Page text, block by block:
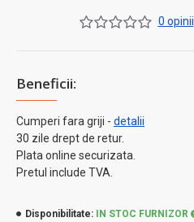
Beneficii:
Cumperi fara griji - detalii
30 zile drept de retur.
Plata online securizata.
Pretul include TVA.
0 opinii
Disponibilitate:
IN STOC FURNIZOR